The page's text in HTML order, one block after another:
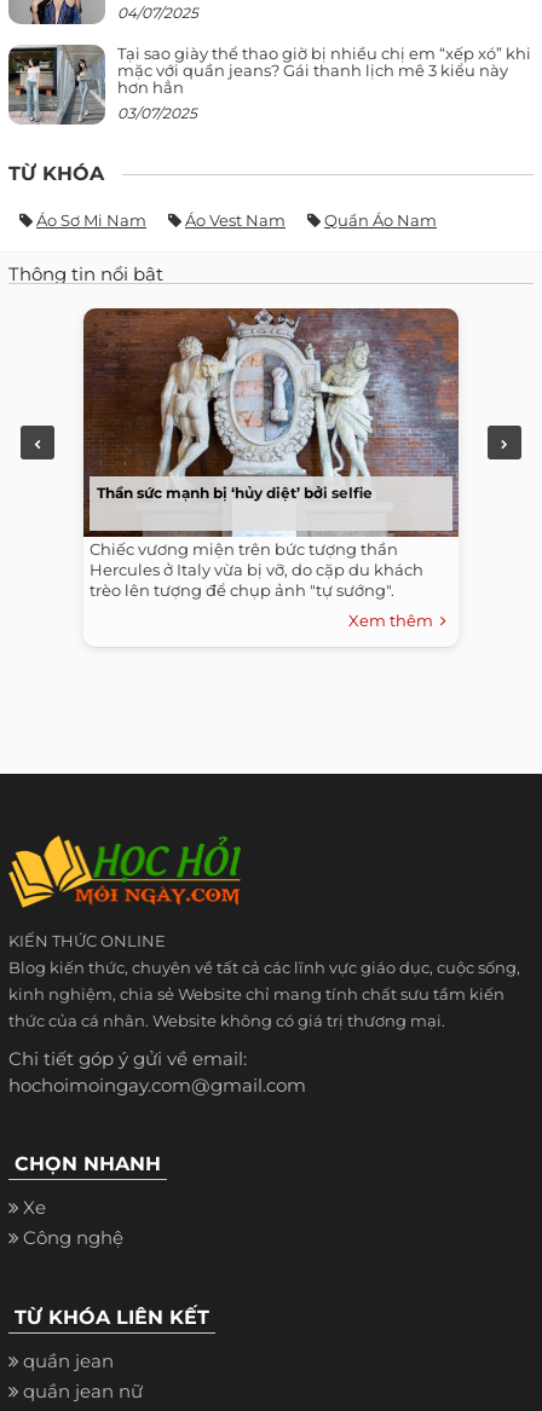
04/07/2025
Tại sao giày thể thao giờ bị nhiều chị em “xếp xó” khi
mặc với quần jeans? Gái thanh lịch mê 3 kiểu này
hơn hẳn
03/07/2025
TỪ KHÓA
Áo Sơ Mi Nam Áo Vest Nam Quần Áo Nam
Thông tin nổi bật
Thần sức mạnh bị ‘hủy diệt’ bởi selfie
Chiếc vương miện trên bức tượng thần
Hercules ở Italy vừa bị vỡ, do cặp du khách
trèo lên tượng để chụp ảnh "tự sướng".
Xem thêm
KIẾN THỨC ONLINE
Blog kiến thức, chuyên về tất cả các lĩnh vực giáo dục, cuộc sống,
kinh nghiệm, chia sẻ Website chỉ mang tính chất sưu tầm kiến
thức của cá nhân. Website không có giá trị thương mại.
Chi tiết góp ý gửi về email:
hochoimoingay.com@gmail.com
CHỌN NHANH
Xe
Công nghệ
TỪ KHÓA LIÊN KẾT
quần jean
quần jean nữ